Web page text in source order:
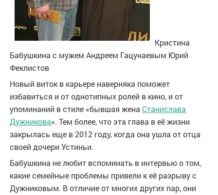
Кристина
Бабушкина с мужем Андреем Гацунаевым Юрий
Феклистов
Новый виток в карьере наверняка поможет
избавиться и от однотипных ролей в кино, и от
упоминаний в стиле «бывшая жена Станислава
Дужникова». Тем более, что эта глава в её жизни
закрылась еще в 2012 году, когда она ушла от отца
своей дочери Устиньи.
Бабушкина не любит вспоминать в интервью о том,
какие семейные проблемы привели к её разрыву с
Дужниковым. В отличие от многих других пар, они